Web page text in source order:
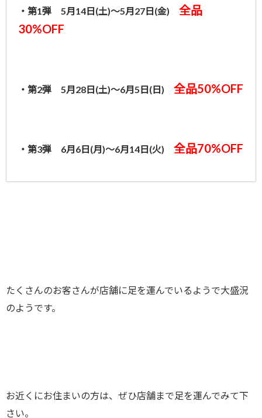
・第1弾 5月14日(土)～5月27日(金)
全品
30%OFF
・第2弾 5月28日(土)～6月5日(日) 全品50%OFF
・第3弾 6月6日(月)～6月14日(火) 全品70%OFF
たくさんのお客さんが店舗に足を運んでいるようで大盛況
のようです。
お近くにお住まいの方は、ぜひ店舗まで足を運んでみて下
さい。